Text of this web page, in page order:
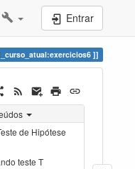
Entrar
de Hipótese
teste T